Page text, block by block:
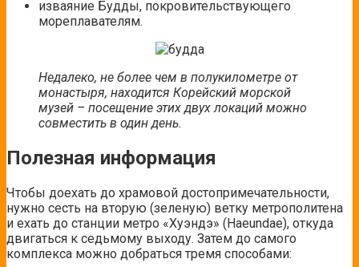
изваяние Будды, покровительствующего
мореплавателям.
Недалеко, не более чем в полукилометре от
монастыря, находится Корейский морской
музей – посещение этих двух локаций можно
совместить в один день.
Полезная информация
Чтобы доехать до храмовой достопримечательности,
нужно сесть на вторую (зеленую) ветку метрополитена
и ехать до станции метро «Хуэндэ» (Haeundae), откуда
двигаться к седьмому выходу. Затем до самого
комплекса можно добраться тремя способами: